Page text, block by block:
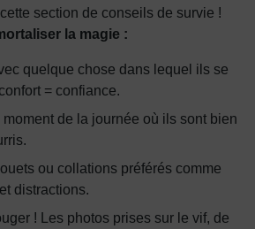
section de conseils de survie !
la magie :
quelque chose dans lequel ils se
= confiance.
de la journée où ils sont bien
ou collations préférés comme
distractions.
! Les photos prises sur le vif, de